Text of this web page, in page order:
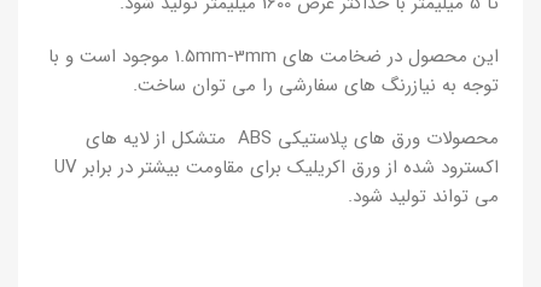
این محصول در ضخامت های 1.5mm-3mm موجود است و با
توجه به نیازرنگ های سفارشی را می توان ساخت.
محصولات ورق های پلاستیکی ABS متشکل از لایه های
اکسترود شده از ورق اکریلیک برای مقاومت بیشتر در برابر UV
می تواند تولید شود.